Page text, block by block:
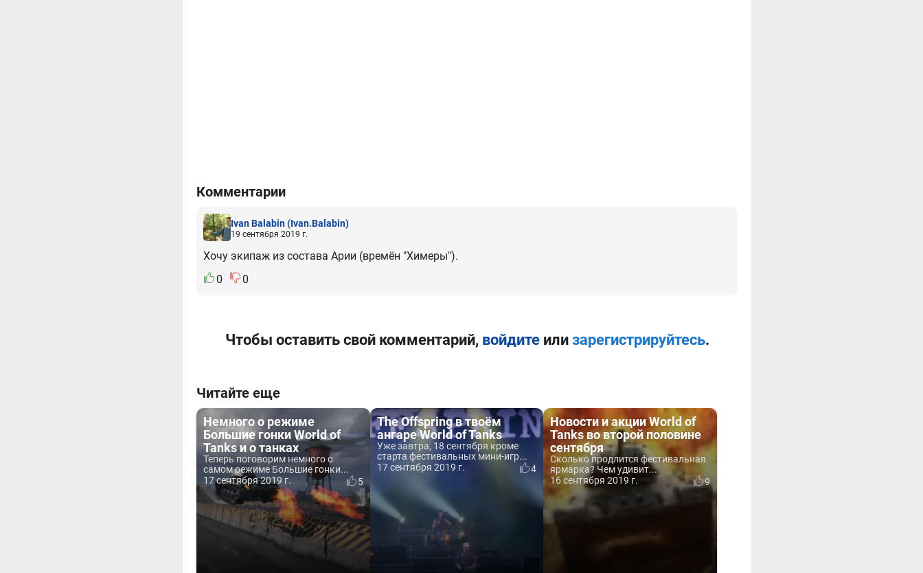
Комментарии
Ivan Balabin(Ivan.Balabin)
19 сентября 2019 г.
Хочу экипаж из состава Арии (времён "Химеры").
0
0
Чтобы оставить свой комментарий, войдитеили зарегистрируйтесь.
Читайте еще
Немного о режиме
Большие гонки World of
Tanks и о танках
Теперь поговорим немного о
самом режиме Большие гонки...
17 сентября 2019 г.
5
The Offspring в твоём
ангаре World of Tanks
Уже завтра, 18 сентября кроме
старта фестивальных мини-игр...
17 сентября 2019 г.
4
Новости и акции World of
Tanks во второй половине
сентября
Сколько продлится фестивальная
ярмарка? Чем удивит...
16 сентября 2019 г.
9